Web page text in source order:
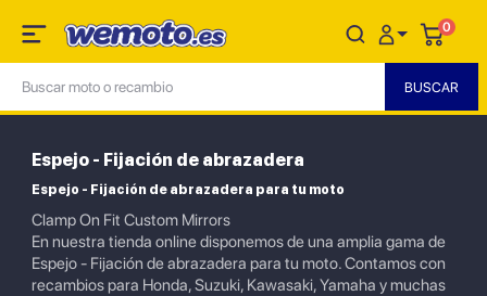
0
Espejo - Fijación de abrazadera
Espejo - Fijación de abrazadera para tu moto
Clamp On Fit Custom Mirrors
En nuestra tienda online disponemos de una amplia gama de
Espejo - Fijación de abrazadera para tu moto. Contamos con
recambios para Honda, Suzuki, Kawasaki, Yamaha y muchas